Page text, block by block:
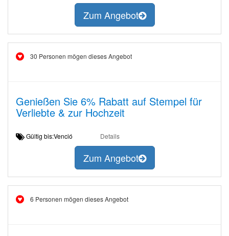
Zum Angebot
30 Personen mögen dieses Angebot
Genießen Sie 6% Rabatt auf Stempel für
Verliebte & zur Hochzeit
Gültig bis:Venció Details
Zum Angebot
6 Personen mögen dieses Angebot